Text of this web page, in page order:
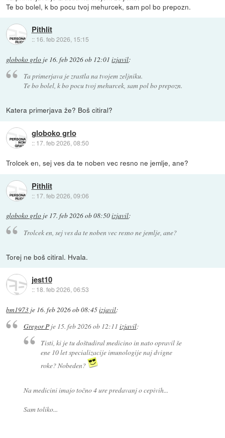
Te bo bolel, k bo pocu tvoj mehurcek, sam pol bo prepozn.
Pithlit
:: 16. feb 2026, 15:15
globoko grlo je 16. feb 2026 ob 12:01 izjavil:
Ta primerjava je zrastla na tvojem zeljniku.
Te bo bolel, k bo pocu tvoj mehurcek, sam pol bo prepozn.
Katera primerjava že? Boš citiral?
globoko grlo
:: 17. feb 2026, 08:50
Trolcek en, sej ves da te noben vec resno ne jemlje, ane?
Pithlit
:: 17. feb 2026, 09:06
globoko grlo je 17. feb 2026 ob 08:50izjavil:
Trolcek en, sej ves da te noben vec resno ne jemlje, ane?
Torej ne boš citiral. Hvala.
jest10
:: 18. feb 2026, 06:53
bm1973 je 16. feb 2026 ob 08:45izjavil:
Gregor Pje 15. feb 2026 ob 12:11 izjavil:
Tisti, ki je tu doštudiral medicino in nato opravil še
ene 10 let specializacije imunologije naj dvigne
roke? Nobeden?
Na medicini imajo točno 4 ure predavanj o cepivih...
Sam toliko...